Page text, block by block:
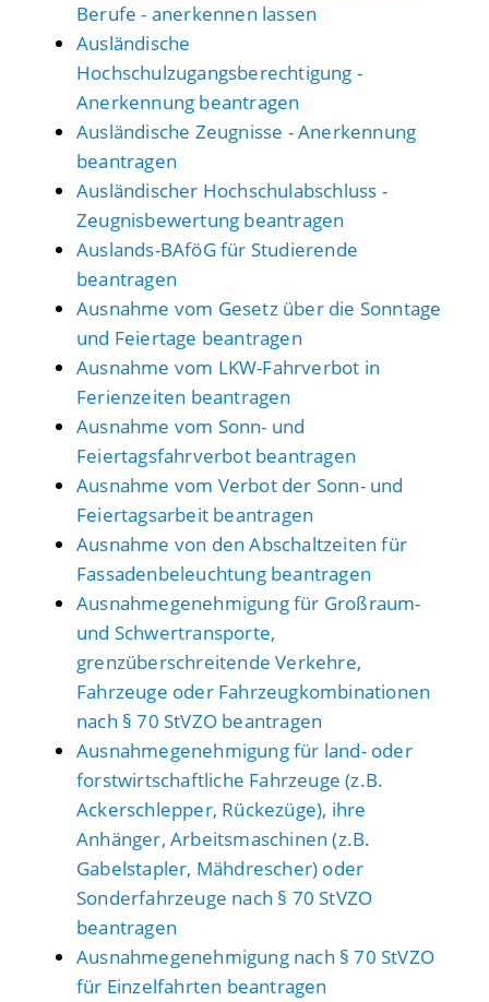
Berufe - anerkennen lassen
Ausländische
Hochschulzugangsberechtigung -
Anerkennung beantragen
Ausländische Zeugnisse - Anerkennung
beantragen
Ausländischer Hochschulabschluss -
Zeugnisbewertung beantragen
Auslands-BAföG für Studierende
beantragen
Ausnahme vom Gesetz über die Sonntage
und Feiertage beantragen
Ausnahme vom LKW-Fahrverbot in
Ferienzeiten beantragen
Ausnahme vom Sonn- und
Feiertagsfahrverbot beantragen
Ausnahme vom Verbot der Sonn- und
Feiertagsarbeit beantragen
Ausnahme von den Abschaltzeiten für
Fassadenbeleuchtung beantragen
Ausnahmegenehmigung für Großraum-
und Schwertransporte,
grenzüberschreitende Verkehre,
Fahrzeuge oder Fahrzeugkombinationen
nach § 70 StVZO beantragen
Ausnahmegenehmigung für land- oder
forstwirtschaftliche Fahrzeuge (z.B.
Ackerschlepper, Rückezüge), ihre
Anhänger, Arbeitsmaschinen (z.B.
Gabelstapler, Mähdrescher) oder
Sonderfahrzeuge nach § 70 StVZO
beantragen
Ausnahmegenehmigung nach § 70 StVZO
für Einzelfahrten beantragen